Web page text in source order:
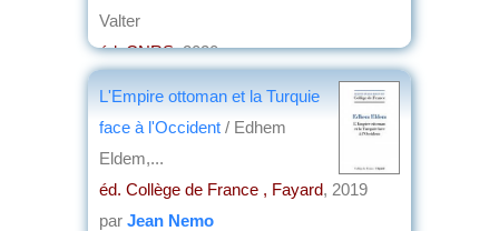
Valter
éd. CNRS, 2020
L'Empire ottoman et la Turquie
face à l'Occident / Edhem
Eldem,...
éd. Collège de France , Fayard, 2019
par Jean Nemo